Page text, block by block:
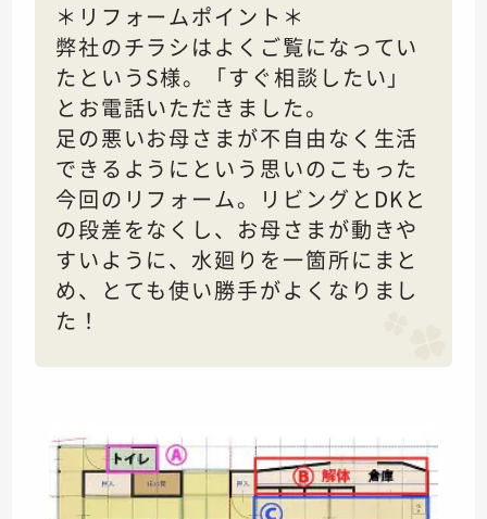
＊リフォームポイント＊
弊社のチラシはよくご覧になってい
たというS様。「すぐ相談したい」
とお電話いただきました。
足の悪いお母さまが不自由なく生活
できるようにという思いのこもった
今回のリフォーム。リビングとDKと
の段差をなくし、お母さまが動きや
すいように、水廻りを一箇所にまと
め、とても使い勝手がよくなりまし
た！